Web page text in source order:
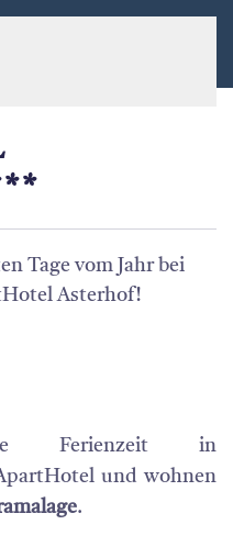
Tage vom Jahr bei
Asterhof!
Ferienzeit in
und wohnen
.